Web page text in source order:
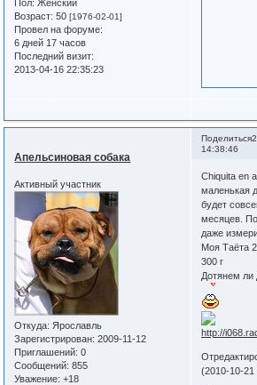
Пол: Женский
Возраст: 50[1976-02-01]
Провел на форуме:
6 дней 17 часов
Последний визит:
2013-04-16 22:35:23
Поделиться
14:38:46
Апельсиновая собака
Активный участник
Откуда: Ярославль
Зарегистрирован: 2009-11-12
Приглашений: 0
Сообщений: 855
Уважение: +18
Chiquita en
маленькая
будет
месяцев.
даже
Моя Таёта
300 г
Дотянем ли
(2010-10-21